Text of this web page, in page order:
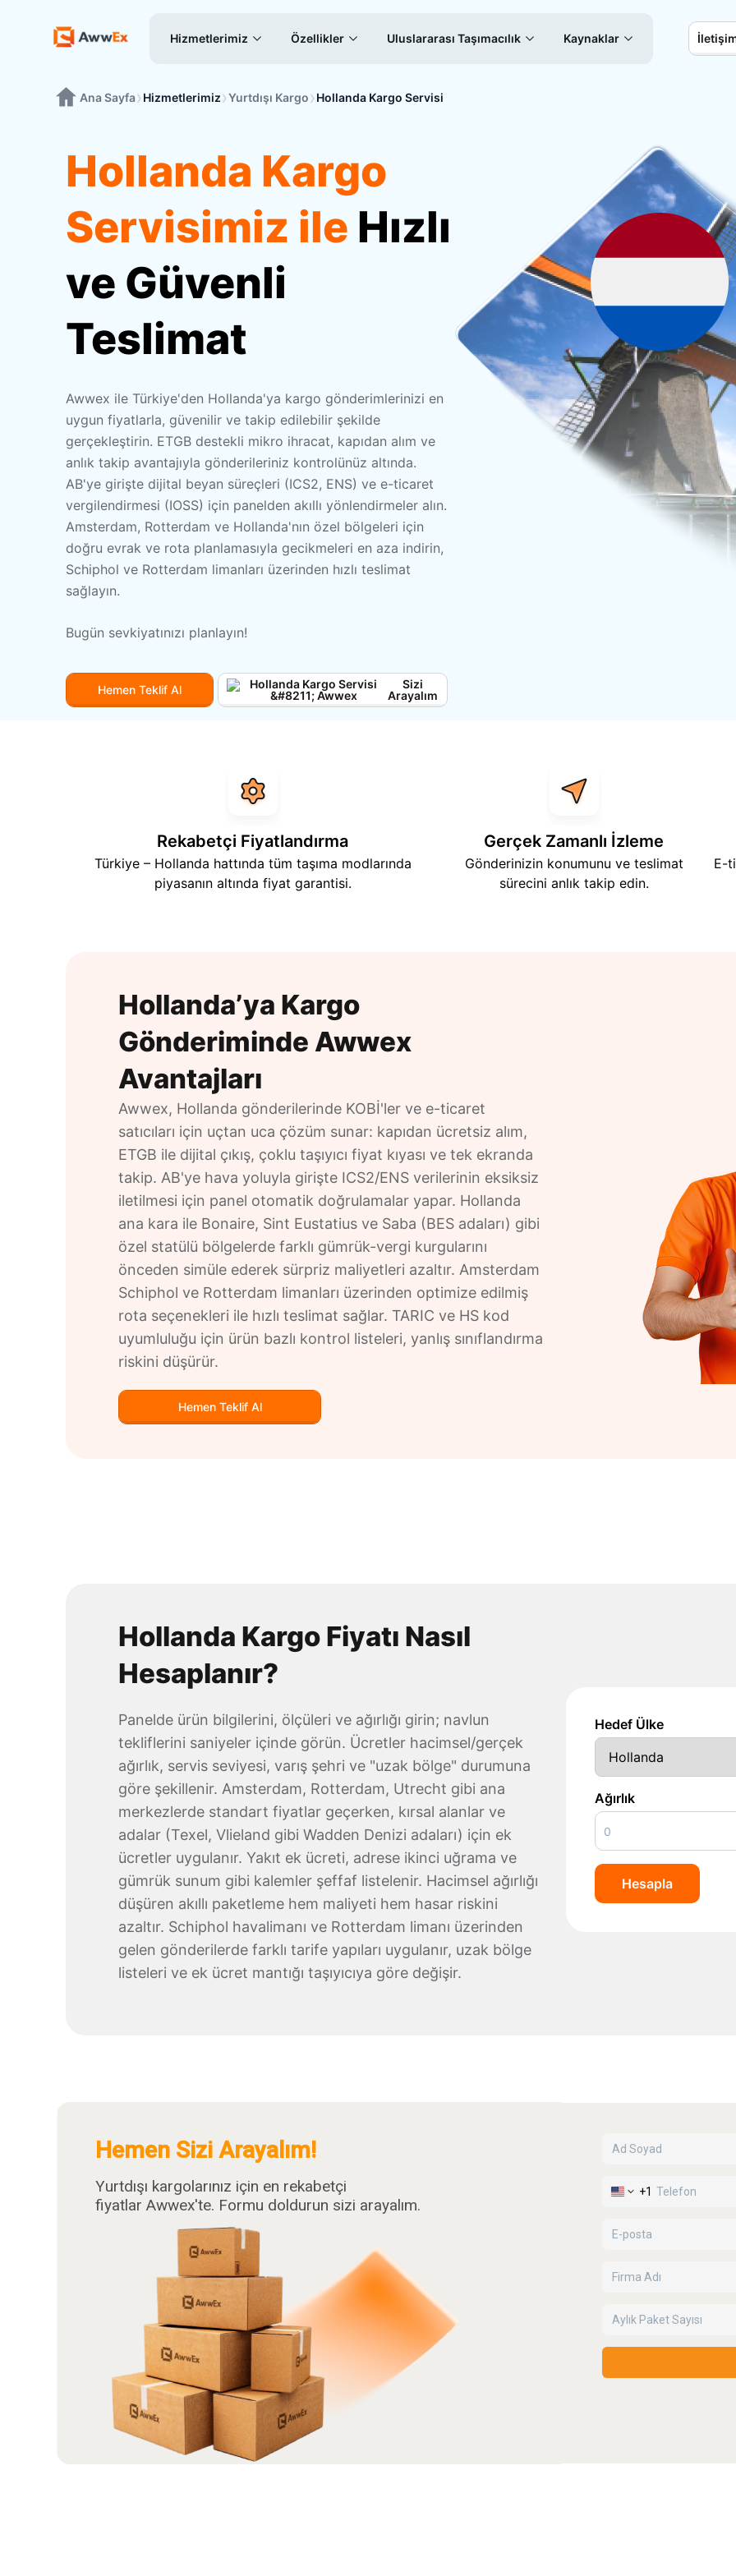
Hizmetlerimiz Özellikler Uluslararası Taşımacılık Kaynaklar
Ana Sayfa› Hizmetlerimiz›Yurtdışı Kargo› Hollanda Kargo Servisi
Hollanda Kargo
Servisimiz ile Hızlı
ve Güvenli
Teslimat
Awwex ile Türkiye'den Hollanda'ya kargo gönderimlerinizi en
uygun fiyatlarla, güvenilir ve takip edilebilir şekilde
gerçekleştirin. ETGB destekli mikro ihracat, kapıdan alım ve
anlık takip avantajıyla gönderileriniz kontrolünüz altında.
AB'ye girişte dijital beyan süreçleri (ICS2, ENS) ve e-ticaret
vergilendirmesi (IOSS) için panelden akıllı yönlendirmeler alın.
Amsterdam, Rotterdam ve Hollanda'nın özel bölgeleri için
doğru evrak ve rota planlamasıyla gecikmeleri en aza indirin,
Schiphol ve Rotterdam limanları üzerinden hızlı teslimat
sağlayın.
Bugün sevkiyatınızı planlayın!
Hemen Teklif Al
Sizi
Arayalım
Rekabetçi Fiyatlandırma
Türkiye – Hollanda hattında tüm taşıma modlarında
piyasanın altında fiyat garantisi.
Gerçek Zamanlı İzleme
Gönderinizin konumunu ve teslimat
sürecini anlık takip edin.
E-
Hollanda’ya Kargo
Gönderiminde Awwex
Avantajları
Awwex, Hollanda gönderilerinde KOBİ'ler ve e-ticaret
satıcıları için uçtan uca çözüm sunar: kapıdan ücretsiz alım,
ETGB ile dijital çıkış, çoklu taşıyıcı fiyat kıyası ve tek ekranda
takip. AB'ye hava yoluyla girişte ICS2/ENS verilerinin eksiksiz
iletilmesi için panel otomatik doğrulamalar yapar. Hollanda
ana kara ile Bonaire, Sint Eustatius ve Saba (BES adaları) gibi
özel statülü bölgelerde farklı gümrük-vergi kurgularını
önceden simüle ederek sürpriz maliyetleri azaltır. Amsterdam
Schiphol ve Rotterdam limanları üzerinden optimize edilmiş
rota seçenekleri ile hızlı teslimat sağlar. TARIC ve HS kod
uyumluluğu için ürün bazlı kontrol listeleri, yanlış sınıflandırma
riskini düşürür.
Hemen Teklif Al
Hollanda Kargo Fiyatı Nasıl
Hesaplanır?
Panelde ürün bilgilerini, ölçüleri ve ağırlığı girin; navlun
tekliflerini saniyeler içinde görün. Ücretler hacimsel/gerçek
ağırlık, servis seviyesi, varış şehri ve "uzak bölge" durumuna
göre şekillenir. Amsterdam, Rotterdam, Utrecht gibi ana
merkezlerde standart fiyatlar geçerken, kırsal alanlar ve
adalar (Texel, Vlieland gibi Wadden Denizi adaları) için ek
ücretler uygulanır. Yakıt ek ücreti, adrese ikinci uğrama ve
gümrük sunum gibi kalemler şeffaf listelenir. Hacimsel ağırlığı
düşüren akıllı paketleme hem maliyeti hem hasar riskini
azaltır. Schiphol havalimanı ve Rotterdam limanı üzerinden
gelen gönderilerde farklı tarife yapıları uygulanır, uzak bölge
listeleri ve ek ücret mantığı taşıyıcıya göre değişir.
Hedef Ülke
Ağırlık
Hesapla